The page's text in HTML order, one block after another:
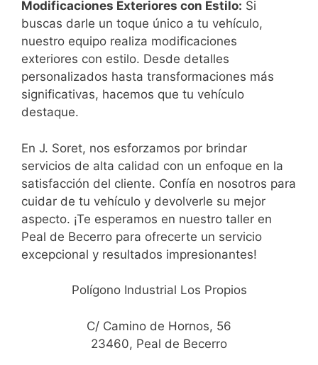
Modificaciones Exteriores con Estilo: Si
buscas darle un toque único a tu vehículo,
nuestro equipo realiza modificaciones
exteriores con estilo. Desde detalles
personalizados hasta transformaciones más
significativas, hacemos que tu vehículo
destaque.
En J. Soret, nos esforzamos por brindar
servicios de alta calidad con un enfoque en la
satisfacción del cliente. Confía en nosotros para
cuidar de tu vehículo y devolverle su mejor
aspecto. ¡Te esperamos en nuestro taller en
Peal de Becerro para ofrecerte un servicio
excepcional y resultados impresionantes!
Polígono Industrial Los Propios
C/ Camino de Hornos, 56
23460, Peal de Becerro